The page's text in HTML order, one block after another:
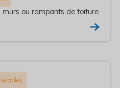
ou rampants de toiture